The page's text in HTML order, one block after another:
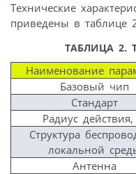
Технические
приведены в таблице
ТАБЛИЦА 2.
Наименование
Базовый чип
Стандарт
Радиус
Структура
локальной
Антенна